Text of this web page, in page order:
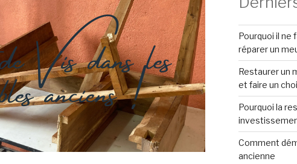
dans les
anciens !
Pourquoi il ne
réparer un
Restaurer un
et faire un
Pourquoi la
Comment
ancienne